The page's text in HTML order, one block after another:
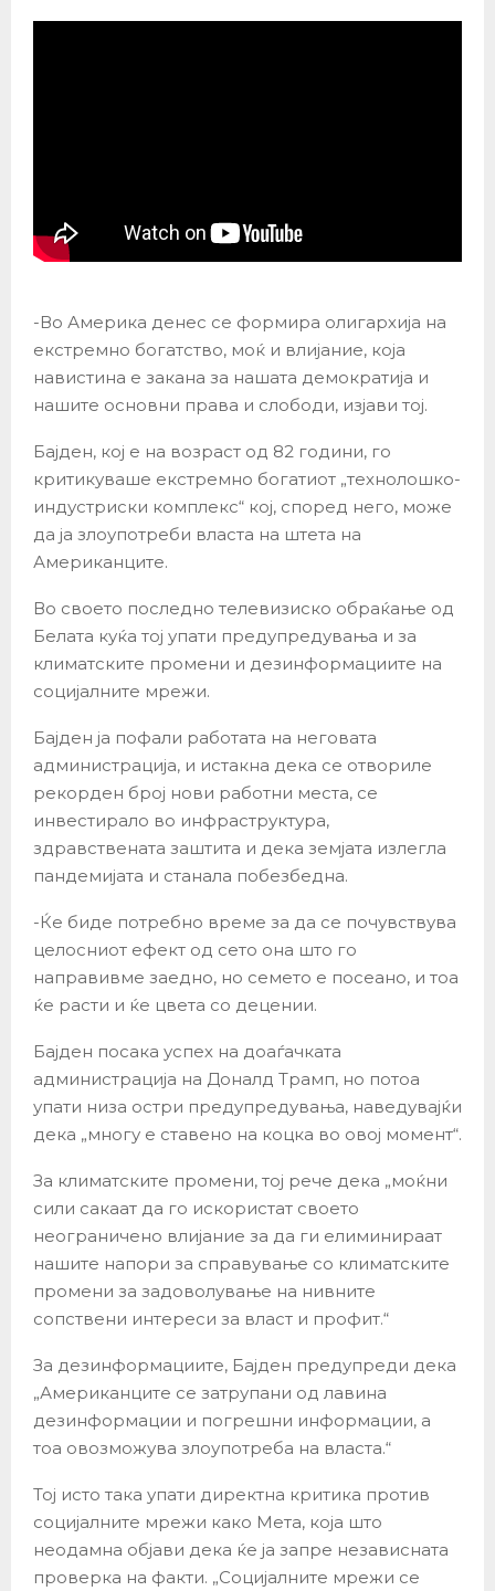
-Во Америка денес се формира олигархија на
екстремно богатство, моќ и влијание, која
навистина е закана за нашата демократија и
нашите основни права и слободи, изјави тој.
Бајден, кој е на возраст од 82 години, го
критикуваше екстремно богатиот „технолошко-
индустриски комплекс“ кој, според него, може
да ја злоупотреби власта на штета на
Американците.
Во своето последно телевизиско обраќање од
Белата куќа тој упати предупредувања и за
климатските промени и дезинформациите на
социјалните мрежи.
Бајден ја пофали работата на неговата
администрација, и истакна дека се отвориле
рекорден број нови работни места, се
инвестирало во инфраструктура,
здравствената заштита и дека земјата излегла
пандемијата и станала побезбедна.
-Ќе биде потребно време за да се почувствува
целосниот ефект од сето она што го
направивме заедно, но семето е посеано, и тоа
ќе расти и ќе цвета со децении.
Бајден посака успех на доаѓачката
администрација на Доналд Трамп, но потоа
упати низа остри предупредувања, наведувајќи
дека „многу е ставено на коцка во овој момент“.
За климатските промени, тој рече дека „моќни
сили сакаат да го искористат своето
неограничено влијание за да ги елиминираат
нашите напори за справување со климатските
промени за задоволување на нивните
сопствени интереси за власт и профит.“
За дезинформациите, Бајден предупреди дека
„Американците се затрупани од лавина
дезинформации и погрешни информации, а
тоа овозможува злоупотреба на власта.“
Тој исто така упати директна критика против
социјалните мрежи како Мета, која што
неодамна објави дека ќе ја запре независната
проверка на факти. „Социјалните мрежи се